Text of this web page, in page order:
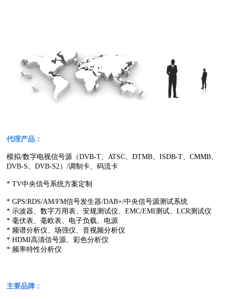
代理产品：
模拟/数字电视信号源（DVB-T、ATSC、DTMB、ISDB-T、CMMB、
DVB-S、DVB-S2）/调制卡、码流卡
* TV中央信号系统方案定制
* GPS/RDS/AM/FM信号发生器/DAB+/中央信号源测试系统
* 示波器、数字万用表、安规测试仪、EMC/EMI测试、LCR测试仪
* 毫伏表、毫欧表、电子负载、电源
* 频谱分析仪、场强仪、音视频分析仪
* HDMI高清信号源、彩色分析仪
* 频率特性分析仪
主要品牌：